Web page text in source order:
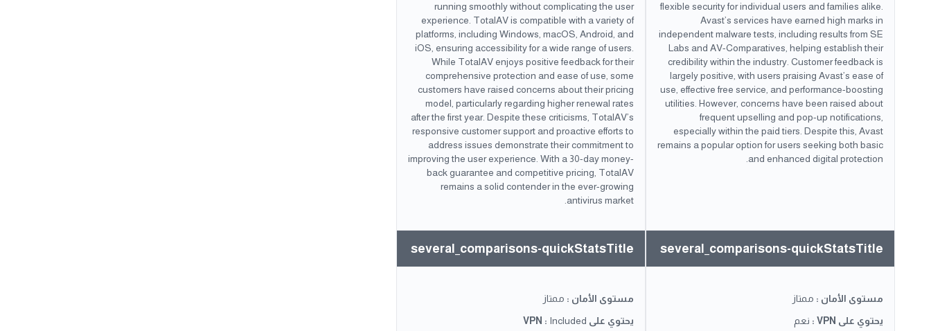
flexible security for individual users and families alike.
Avast’s services have earned high marks in
independent malware tests, including results from SE
Labs and AV-Comparatives, helping establish their
credibility within the industry. Customer feedback is
largely positive, with users praising Avast’s ease of
use, effective free service, and performance-boosting
utilities. However, concerns have been raised about
frequent upselling and pop-up notifications,
especially within the paid tiers. Despite this, Avast
remains a popular option for users seeking both basic
and enhanced digital protection.
running smoothly without complicating the user
experience. TotalAV is compatible with a variety of
platforms, including Windows, macOS, Android, and
iOS, ensuring accessibility for a wide range of users.
While TotalAV enjoys positive feedback for their
comprehensive protection and ease of use, some
customers have raised concerns about their pricing
model, particularly regarding higher renewal rates
after the first year. Despite these criticisms, TotalAV’s
responsive customer support and proactive efforts to
address issues demonstrate their commitment to
improving the user experience. With a 30-day money-
back guarantee and competitive pricing, TotalAV
remains a solid contender in the ever-growing
antivirus market.
several_comparisons-quickStatsTitle
مستوى الأمان : ممتاز
يحتوي على VPN
: نعم
several_comparisons-quickStatsTitle
مستوى الأمان : ممتاز
يحتوي على VPN
: Included